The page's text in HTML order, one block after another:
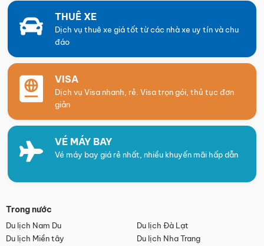
THUÊ XE
Dịch vụ thuê xe giá tốt từ các nhà xe uy tín và chu
đáo
VISA
Dịch vụ Visa nhanh, rẻ. Visa trọn gói, thủ tục đơn
giản
VÉ MÁY BAY
Vé máy bay giá rẻ nhất, nhiều khuyến mãi hấp dẫn
Trong nước
Du lịch Nam Du
Du lịch Đà Lạt
Du lịch Miền tây
Du lịch Nha Trang